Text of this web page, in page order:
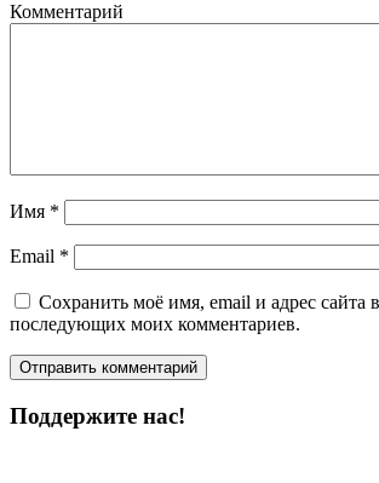
Комментарий
Имя *
Email *
Сохранить моё имя, email и адрес сайта
последующих моих комментариев.
Поддержите нас!